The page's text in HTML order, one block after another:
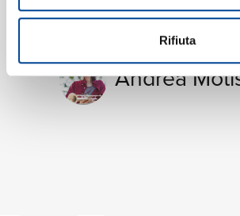
Rifiuta
Thelonious
Andrea